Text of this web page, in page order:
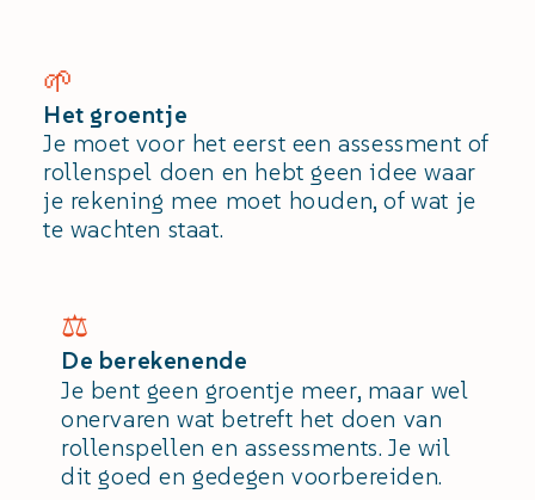
🌱
Het groentje
Je moet voor het eerst een assessment of
rollenspel doen en hebt geen idee waar
je rekening mee moet houden, of wat je
te wachten staat.
⚖️
De berekenende
Je bent geen groentje meer, maar wel
onervaren wat betreft het doen van
rollenspellen en assessments. Je wil
dit goed en gedegen voorbereiden.